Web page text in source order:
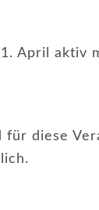
April aktiv
für diese